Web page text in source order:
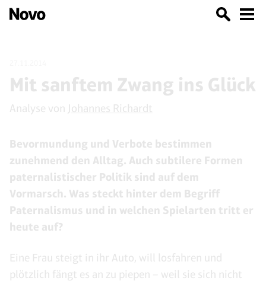
Mit sanftem Zwang ins Glück
Analyse von Johannes Richardt
Bevormundung und Verbote bestimmen
zunehmend den Alltag. Auch subtilere Formen
paternalistischer Politik sind auf dem
Vormarsch. Was steckt hinter dem Begriff
Paternalismus und in welchen Spielarten tritt er
heute auf?
Eine Frau steigt in ihr Auto, will losfahren und
plötzlich fängt es an zu piepen – weil sie sich nicht